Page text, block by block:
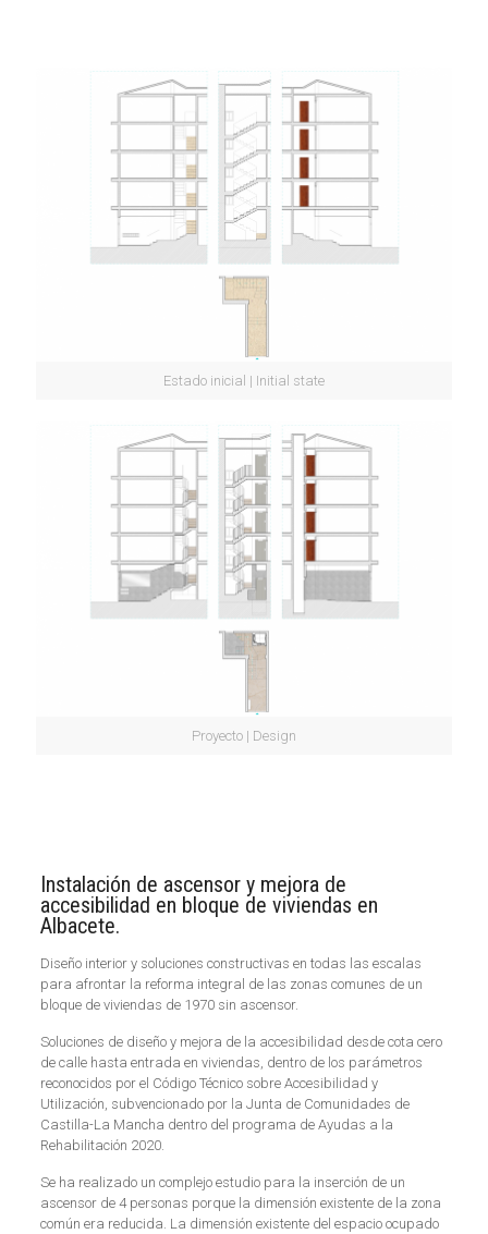
Estado inicial | Initial state
Proyecto | Design
Instalación de ascensor y mejora de
accesibilidad en bloque de viviendas en
Albacete.
Diseño interior y soluciones constructivas en todas las escalas
para afrontar la reforma integral de las zonas comunes de un
bloque de viviendas de 1970 sin ascensor.
Soluciones de diseño y mejora de la accesibilidad desde cota cero
de calle hasta entrada en viviendas, dentro de los parámetros
reconocidos por el Código Técnico sobre Accesibilidad y
Utilización, subvencionado por la Junta de Comunidades de
Castilla-La Mancha dentro del programa de Ayudas a la
Rehabilitación 2020.
Se ha realizado un complejo estudio para la inserción de un
ascensor de 4 personas porque la dimensión existente de la zona
común era reducida. La dimensión existente del espacio ocupado